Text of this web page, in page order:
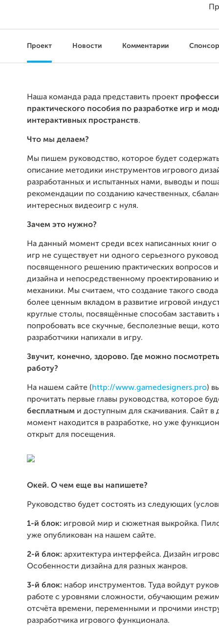
Проект Новости Комментарии
Наша команда рада представить проект
практического пособия по разработке игр и
интерактивных пространств.
Что мы делаем?
Мы пишем руководство, которое будет
описание методики инструментов игрового
разработанных и испытанных нами, выводы и
рекомендации по созданию качественных,
интересных видеоигр с нуля.
Зачем это нужно?
На данный момент среди всех написанных книг о
игр не существует ни одного серьезного
посвященного решению практических вопросов
дизайна и непосредственному проектированию
механики. Мы считаем, что создание такого
более ценным вкладом в развитие игровой
круглые столы, посвящённые способам заставить
попробовать все скучные, бесполезные вещи,
разработчики напихали в игру.
Звучит, конечно, здорово. Где можно
работу?
На нашем сайте (http://www.gamedesigners.pro)
прочитать первые главы руководства, которое
бесплатным и доступным для скачивания. Сайт в
момент находится в разработке, но уже
открыт для посещения.
Окей. О чем еще вы напишете?
Руководство будет состоять из следующих
1-й блок: игровой мир и сюжетная выкройка.
уже опубликован на нашем сайте.
2-й блок: архитектура интерфейса. Дизайн
Особенности дизайна для разных жанров.
3-й блок: набор инструментов. Туда войдут
работе с уровнями сложности, обучающим
отсчёта времени, переменными и прочими
разработчика игрового функционала.